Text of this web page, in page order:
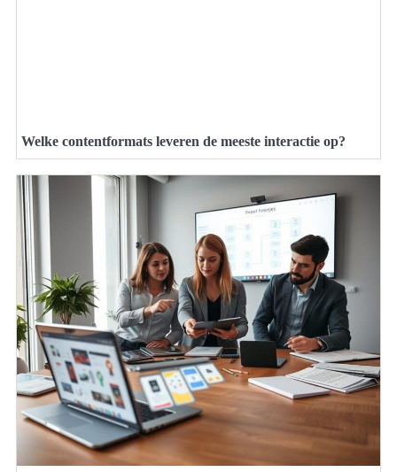
Welke contentformats leveren de meeste interactie op?